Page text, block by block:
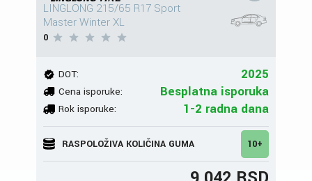
LINGLONG 215/65 R17 Sport
Master Winter XL
0
DOT: 2025
Cena isporuke: Besplatna isporuka
Rok isporuke: 1-2 radna dana
RASPOLOŽIVA KOLIČINA GUMA 10+